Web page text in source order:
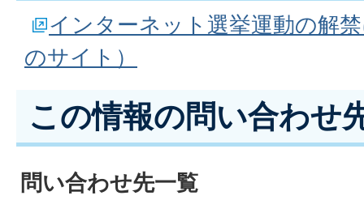
インターネット選挙運動の解
のサイト）
この情報の問い合わせ
問い合わせ先一覧